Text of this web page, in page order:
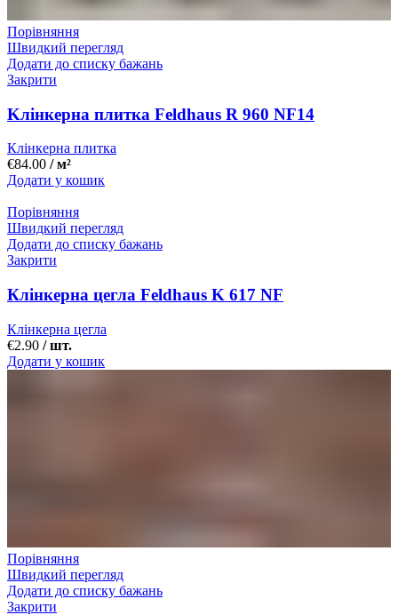
Порівняння
Швидкий перегляд
Додати до списку бажань
Закрити
Kлінкерна плитка Feldhaus R 960 NF14
Клінкерна плитка
€84.00 / м²
Додати у кошик
Порівняння
Швидкий перегляд
Додати до списку бажань
Закрити
Клінкерна цегла Feldhaus K 617 NF
Клінкерна цегла
€2.90 / шт.
Додати у кошик
Порівняння
Швидкий перегляд
Додати до списку бажань
Закрити